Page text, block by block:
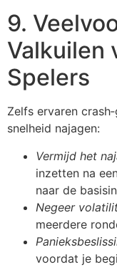
9.
Valkuilen
Spelers
Zelfs ervaren
snelheid najagen:
Vermijd het
inzetten na
naar de
Negeer
meerdere
voordat je